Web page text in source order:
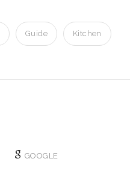
Guide Kitchen
GOOGLE